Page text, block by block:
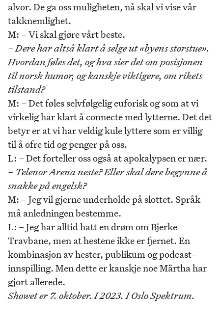
alvor. De ga oss muligheten, nå skal vi vise vår
takknemlighet.
M: – Vi skal gjøre vårt beste.
– Dere har altså klart å selge ut «byens storstue».
Hvordan føles det, og hva sier det om posisjonen
til norsk humor, og kanskje viktigere, om rikets
tilstand?
M: – Det føles selvfølgelig euforisk og som at vi
virkelig har klart å connecte med lytterne. Det det
betyr er at vi har veldig kule lyttere som er villig
til å ofre tid og penger på oss.
L: – Det forteller oss også at apokalypsen er nær.
– Telenor Arena neste? Eller skal dere begynne å
snakke på engelsk?
M: – Jeg vil gjerne underholde på slottet. Språk
må anledningen bestemme.
L: – Jeg har alltid hatt en drøm om Bjerke
Travbane, men at hestene ikke er fjernet. En
kombinasjon av hester, publikum og podcast-
innspilling. Men dette er kanskje noe Märtha har
gjort allerede.
Showet er 7. oktober. I 2023. I Oslo Spektrum.